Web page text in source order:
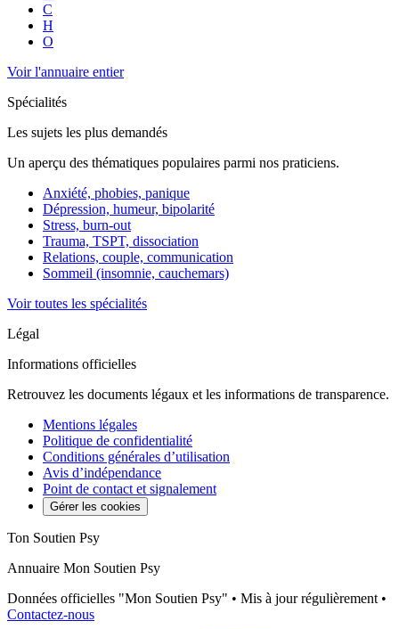
C
H
O
Voir l'annuaire entier
Spécialités
Les sujets les plus demandés
Un aperçu des thématiques populaires parmi nos praticiens.
Anxiété, phobies, panique
Dépression, humeur, bipolarité
Stress, burn-out
Trauma, TSPT, dissociation
Relations, couple, communication
Sommeil (insomnie, cauchemars)
Voir toutes les spécialités
Légal
Informations officielles
Retrouvez les documents légaux et les informations de transparence.
Mentions légales
Politique de confidentialité
Conditions générales d’utilisation
Avis d’indépendance
Point de contact et signalement
Gérer les cookies
Ton Soutien Psy
Annuaire Mon Soutien Psy
Données officielles "Mon Soutien Psy" • Mis à jour régulièrement •
Contactez-nous